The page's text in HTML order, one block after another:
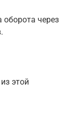
через
этой